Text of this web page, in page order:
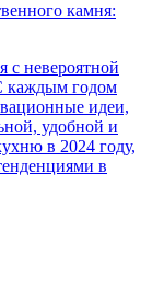
камня:
с невероятной
каждым годом
идеи,
удобной и
в 2024 году,
в